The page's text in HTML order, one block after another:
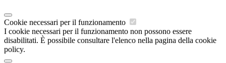
Cookie necessari per il funzionamento
I cookie necessari per il funzionamento non possono essere
disabilitati. È possibile consultare l'elenco nella pagina della cookie
policy.